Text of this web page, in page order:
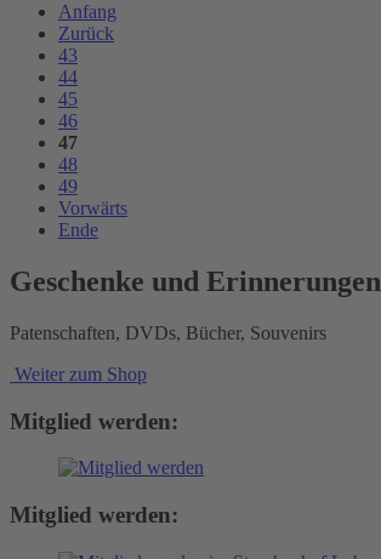
Anfang
Zurück
43
44
45
46
47
48
49
Vorwärts
Ende
Geschenke und Erinnerungen
Patenschaften, DVDs, Bücher, Souvenirs
Weiter zum Shop
Mitglied werden:
Mitglied werden: